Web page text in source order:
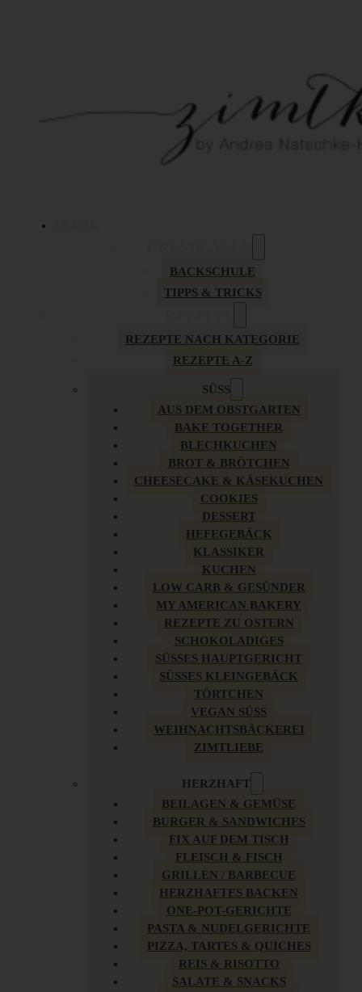
BACKSCHULE
TIPPS & TRICKS
REZEPTE NACH KATEGORIE
REZEPTE A-Z
SÜSS
AUS DEM OBSTGARTEN
BAKE TOGETHER
BLECHKUCHEN
BROT & BRÖTCHEN
CHEESECAKE & KÄSEKUCHEN
COOKIES
DESSERT
HEFEGEBÄCK
KLASSIKER
KUCHEN
LOW CARB & GESÜNDER
MY AMERICAN BAKERY
REZEPTE ZU OSTERN
SCHOKOLADIGES
SÜSSES HAUPTGERICHT
SÜSSES KLEINGEBÄCK
TÖRTCHEN
VEGAN SÜSS
WEIHNACHTSBÄCKEREI
ZIMTLIEBE
HERZHAFT
BEILAGEN & GEMÜSE
BURGER & SANDWICHES
FIX AUF DEM TISCH
FLEISCH & FISCH
GRILLEN / BARBECUE
HERZHAFTES BACKEN
ONE-POT-GERICHTE
PASTA & NUDELGERICHTE
PIZZA, TARTES & QUICHES
REIS & RISOTTO
SALATE & SNACKS